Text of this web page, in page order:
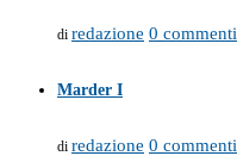
di redazione 0 commenti
Marder I
di redazione 0 commenti